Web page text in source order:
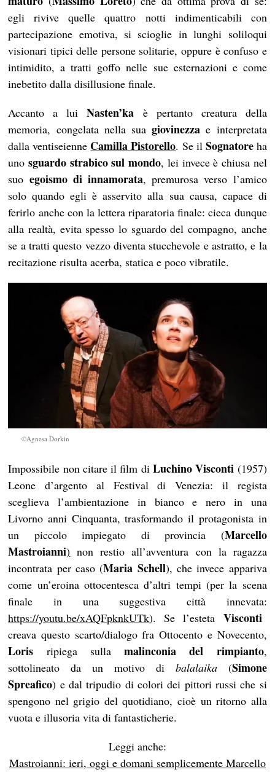
egli rivive quelle quattro notti indimenticabili con
partecipazione emotiva, si scioglie in lunghi soliloqui
visionari tipici delle persone solitarie, oppure è confuso e
intimidito, a tratti goffo nelle sue esternazioni e come
inebetito dalla disillusione finale.
Accanto a luiNasten’ka è pertanto creatura della
memoria, congelata nella suagiovinezza e interpretata
dalla ventiseienne Camilla Pistorello. Se il Sognatoreha
unosguardo strabico sul mondo, lei invece è chiusa nel
suo egoismo di innamorata, premurosa verso l’amico
solo quando egli è asservito alla sua causa, capace di
ferirlo anche con la lettera riparatoria finale: cieca dunque
alla realtà, evita spesso lo sguardo del compagno, anche
se a tratti questo vezzo diventa stucchevole e astratto, e la
recitazione risulta acerba, statica e poco vibratile.
©Agnesa Dorkin
Impossibile non citare il film diLuchino Visconti (1957)
Leone d’argento al Festival di Venezia: il regista
sceglieva l’ambientazione in bianco e nero in una
Livorno anni Cinquanta, trasformando il protagonista in
un piccolo impiegato di provincia (Marcello
Mastroianni) non restio all’avventura con la ragazza
incontrata per caso (Maria Schell), che invece appariva
come un’eroina ottocentesca d’altri tempi (per la scena
finale in una suggestiva città innevata:
https://youtu.be/xAQFpknkUTk). Se l’esteta Visconti
creava questo scarto/dialogo fra Ottocento e Novecento,
Loris ripiega sullamalinconia del rimpianto,
sottolineato da un motivo di balalaika(Simone
Spreafico) e dal tripudio di colori dei pittori russi che si
spengono nel grigio del quotidiano, cioè un ritorno alla
vuota e illusoria vita di fantasticherie.
Leggi anche:
Mastroianni: ieri, oggi e domani semplicemente Marcello